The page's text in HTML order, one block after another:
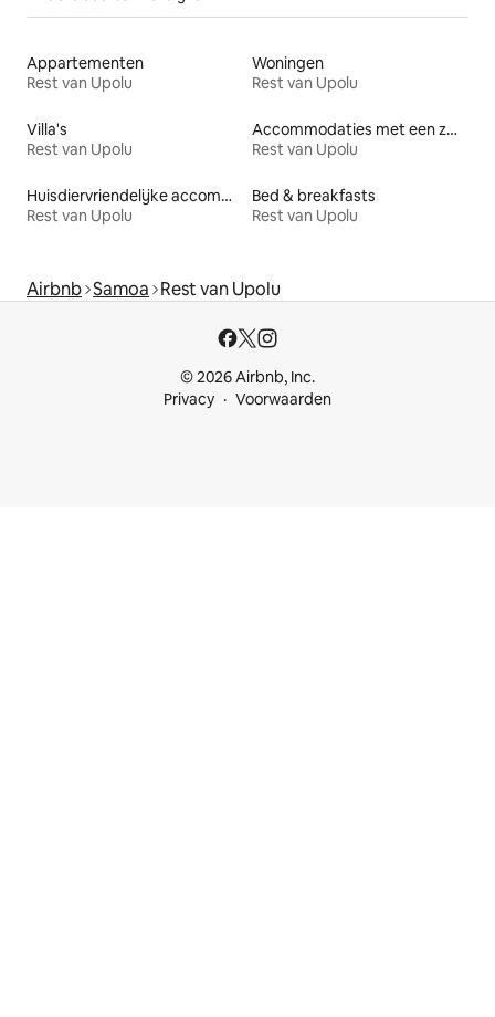
Appartementen
Rest van Upolu
Woningen
Rest van Upolu
Villa's
Rest van Upolu
Accommodaties met een zwembad
Rest van Upolu
Huisdiervriendelijke accommodaties
Rest van Upolu
Bed & breakfasts
Rest van Upolu
Airbnb Samoa Rest van Upolu
© 2026 Airbnb, Inc.
Privacy
Voorwaarden